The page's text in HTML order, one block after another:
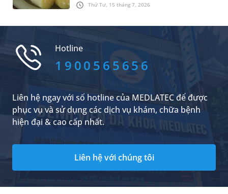
Thứ Tư, 15 tháng 7, 2026
như một món giúp tăng tỷ lệ đậu thai. Vậy sau
Hotline
1900565656
Liên hệ ngay với số hotline của MEDLATEC để được
phục vụ và sử dụng các dịch vụ khám, chữa bệnh
hiện đại & cao cấp nhất.
Liên hệ với chúng tôi